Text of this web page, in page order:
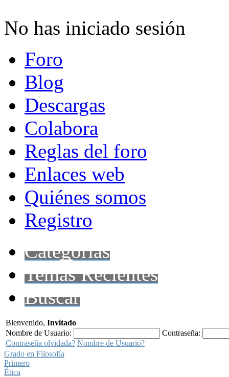
No has iniciado sesión
Foro
Blog
Descargas
Colabora
Reglas del foro
Enlaces web
Quiénes somos
Registro
Categorías
Temas Recientes
Buscar
Bienvenido, Invitado
Nombre de Usuario:
Contraseña:
Contraseña olvidada? Nombre de Usuario?
Grado en Filosofía
Primero
Ética